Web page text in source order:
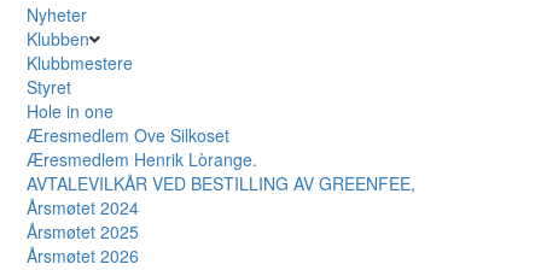
Nyheter
Klubben
Klubbmestere
Styret
Hole in one
Æresmedlem Ove Silkoset
Æresmedlem Henrik Lòrange.
AVTALEVILKÅR VED BESTILLING AV GREENFEE,
Årsmøtet 2024
Årsmøtet 2025
Årsmøtet 2026